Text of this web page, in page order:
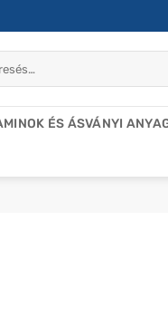
ÉS ÁSVÁNYI